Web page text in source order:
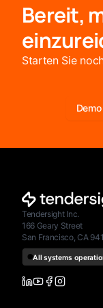
Bereit,
Starten Sie
Tendersight Inc.
166 Geary Street
San Francisco, CA